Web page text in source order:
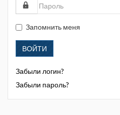
Запомнить меня
ВОЙТИ
Забыли логин?
Забыли пароль?